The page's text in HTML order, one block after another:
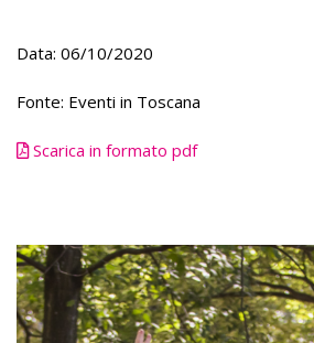
Data: 06/10/2020
Fonte: Eventi in Toscana
Scarica in formato pdf